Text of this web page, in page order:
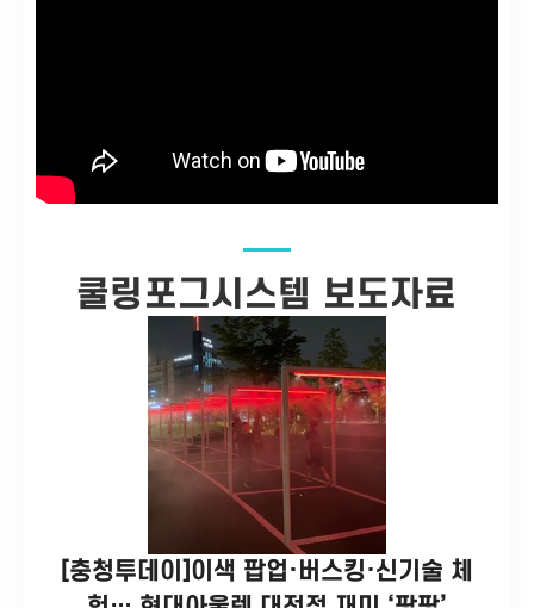
쿨링포그시스템 보도자료
[충청투데이]이색 팝업·버스킹·신기술 체